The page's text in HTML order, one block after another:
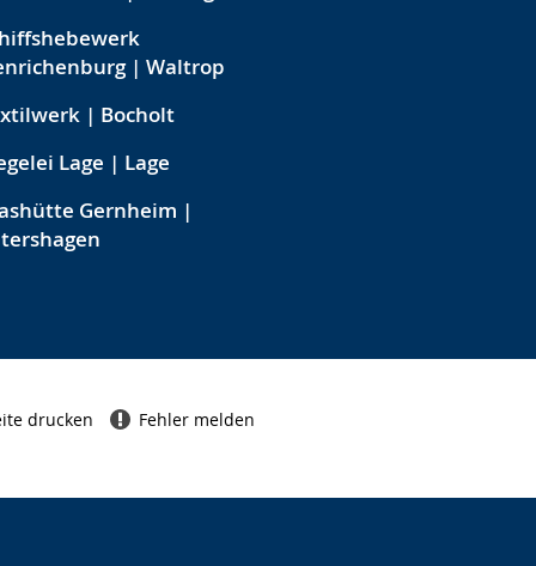
| Waltrop
| Bocholt
Lage | Lage
Gernheim |
drucken Fehler melden